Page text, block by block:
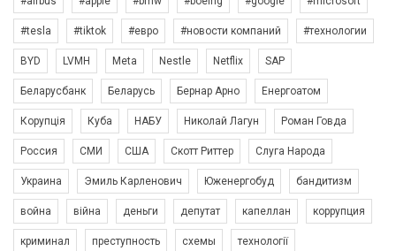
#tesla #tiktok #евро #новости компаний #технологии
BYD LVMH Meta Nestle Netflix SAP
Беларусбанк Беларусь Бернар Арно Енергоатом
Корупція Куба НАБУ Николай Лагун Роман Говда
Россия СМИ США Скотт Риттер Слуга Народа
Украина Эмиль Карленович Юженергобуд бандитизм
война війна деньги депутат капеллан коррупция
криминал преступность схемы технології